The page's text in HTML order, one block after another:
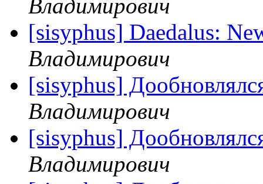
Владимирович
[sisyphus] Daedalus:
Владимирович
[sisyphus]
Владимирович
[sisyphus]
Владимирович